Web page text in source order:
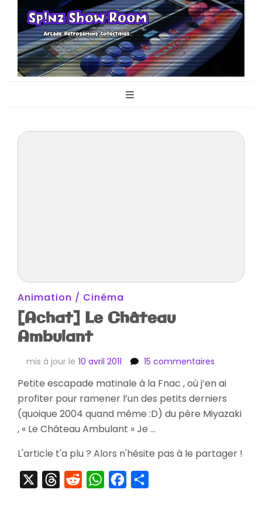
Sp!nz Show
Room
Animation / Cinéma
[Achat] Le Château
Ambulant
mis à jour le 10 avril 2011 15 commentaires
Le
Château
Ambulant
Petite escapade matinale à la Fnac , où j’en ai
profiter pour ramener l’un des petits derniers
(quoique 2004 quand même :D) du père Miyazaki
, « Le Château Ambulant » Je …
L'article t'a plu ? Alors n'hésite pas à le partager !
ThreadsRedditWhatsAppFacebook